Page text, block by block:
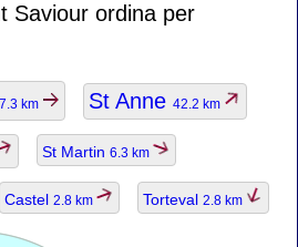
Saviour ordina per
7.3 km St Anne 42.2 km
St Martin 6.3 km
Castel 2.8 km Torteval 2.8 km